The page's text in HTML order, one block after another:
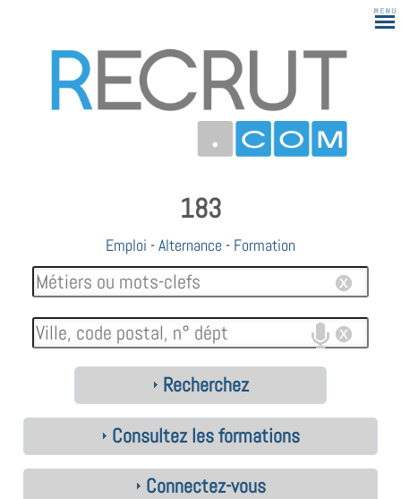
183
Emploi -Alternance - Formation
Recherchez
Consultez les formations
Connectez-vous